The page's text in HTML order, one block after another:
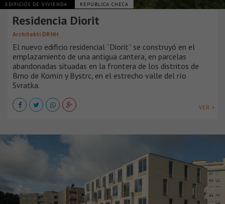
EDIFICIOS DE VIVIENDA REPÚBLICA CHECA
Residencia Diorit
Architekti DRNH
El nuevo edificio residencial “Diorit” se construyó en el
emplazamiento de una antigua cantera, en parcelas
abandonadas situadas en la frontera de los distritos de
Brno de Komín y Bystrc, en el estrecho valle del río
Svratka.
VER +